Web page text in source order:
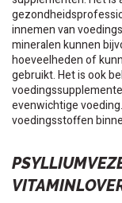
innemen van
mineralen kunnen
hoeveelheden of
gebruikt. Het is ook
evenwichtige
voedingsstoffen